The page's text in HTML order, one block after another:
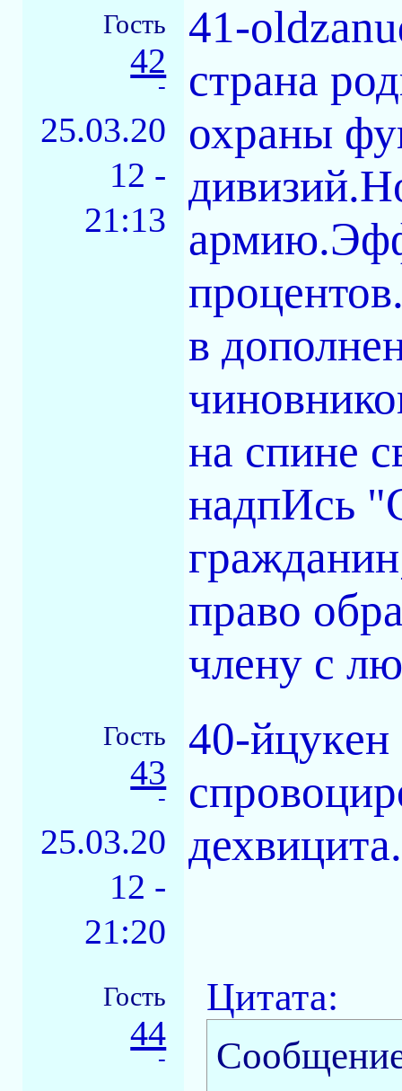
Гость
42
-
25.03.20
12 -
21:13
41-
страна
охраны
в
на спине
надпИсь
право
члену с
Гость
43
-
25.03.20
12 -
21:20
40-
дехвицита.
Гость
44
-
Цитата: